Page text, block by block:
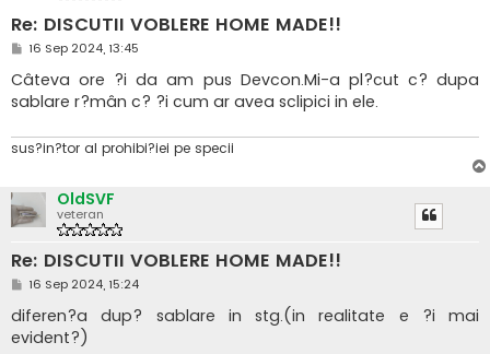
Re: DISCUTII VOBLERE HOME MADE!!
M
s
a
j
16 Sep 2024, 13:45
Câteva ore ?i da am pus Devcon.Mi-a pl?cut c? dupa
sablare r?mân c? ?i cum ar avea sclipici in ele.
sus?in?tor al prohibi?iei pe specii
OldSVF
veteran
Re: DISCUTII VOBLERE HOME MADE!!
M
s
a
j
16 Sep 2024, 15:24
diferen?a dup? sablare in stg.(in realitate e ?i mai
evident?)